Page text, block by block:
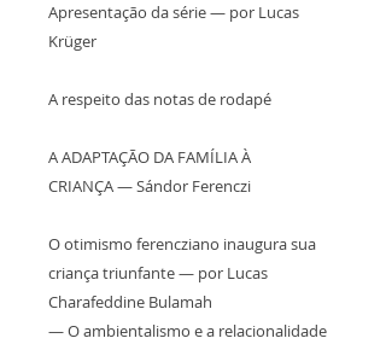
Apresentação da série — por Lucas
Krüger
A respeito das notas de rodapé
A ADAPTAÇÃO DA FAMÍLIA À
CRIANÇA — Sándor Ferenczi
O otimismo ferencziano inaugura sua
criança triunfante — por Lucas
Charafeddine Bulamah
— O ambientalismo e a relacionalidade